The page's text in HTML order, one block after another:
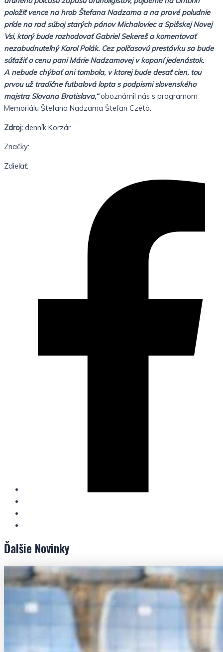
položiť vence na hrob Štefana Nadzama a na pravé poludnie
príde na rad súboj starých pánov Michaloviec a Spišskej Novej
Vsi, ktorý bude rozhodovať Gabriel Sekereš a komentovať
nezabudnuteľný Karol Polák. Cez polčasovú prestávku sa bude
súťažiť o cenu pani Márie Nadzamovej v kopaní jedenástok.
A nebude chýbať ani tombola, v ktorej bude desať cien, tou
prvou už tradične futbalová lopta s podpismi slovenského
majstra Slovana Bratislava,“oboznámil nás s programom
Memoriálu Štefana Nadzama Štefan Czetö.
Zdroj: denník Korzár
Značky:
Zdieľať:
Ďalšie Novinky